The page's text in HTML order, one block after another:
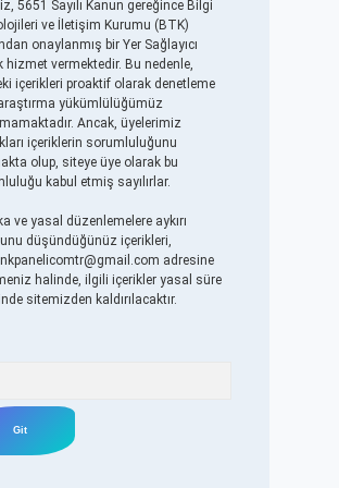
5651 Sayılı Kanun gereğince Bilgi
ve İletişim Kurumu (BTK)
onaylanmış bir Yer Sağlayıcı
hizmet vermektedir. Bu nedenle,
içerikleri proaktif olarak denetleme
yükümlülüğümüz
Ancak, üyelerimiz
içeriklerin sorumluluğunu
olup, siteye üye olarak bu
kabul etmiş sayılırlar.
ve yasal düzenlemelere aykırı
düşündüğünüz içerikleri,
adresine
halinde, ilgili içerikler yasal süre
sitemizden kaldırılacaktır.